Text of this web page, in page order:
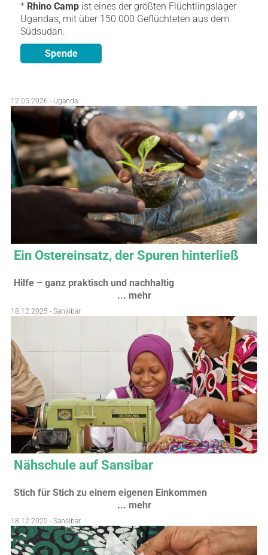
* Rhino Camp ist eines der größten Flüchtlingslager
Ugandas, mit über 150.000 Geflüchteten aus dem
Südsudan.
Spende
12.05.2026 - Uganda
Ein Ostereinsatz, der Spuren hinterließ
Hilfe – ganz praktisch und nachhaltig
... mehr
18.12.2025 - Sansibar
Nähschule auf Sansibar
Stich für Stich zu einem eigenen Einkommen
... mehr
18.12.2025 - Sansibar